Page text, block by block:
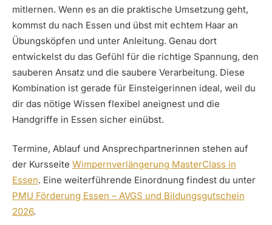
mitlernen. Wenn es an die praktische Umsetzung geht,
kommst du nach Essen und übst mit echtem Haar an
Übungsköpfen und unter Anleitung. Genau dort
entwickelst du das Gefühl für die richtige Spannung, den
sauberen Ansatz und die saubere Verarbeitung. Diese
Kombination ist gerade für Einsteigerinnen ideal, weil du
dir das nötige Wissen flexibel aneignest und die
Handgriffe in Essen sicher einübst.
Termine, Ablauf und Ansprechpartnerinnen stehen auf
der Kursseite Wimpernverlängerung MasterClass in
Essen. Eine weiterführende Einordnung findest du unter
PMU Förderung Essen – AVGS und Bildungsgutschein
2026.